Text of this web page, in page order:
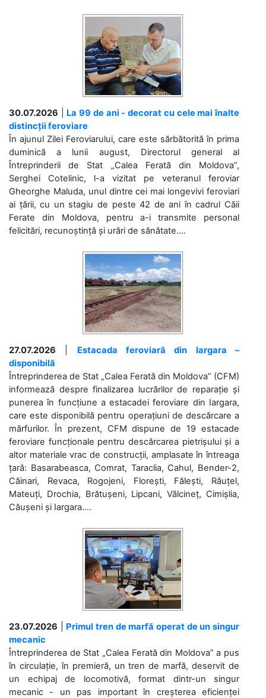
30.07.2026
La 99 de ani - decorat cu cele mai înalte
distincții feroviare
În ajunul Zilei Feroviarului, care este sărbătorită în prima
duminică a lunii august, Directorul general al
Întreprinderii de Stat „Calea Ferată din Moldova”,
Serghei Cotelinic, l-a vizitat pe veteranul feroviar
Gheorghe Maluda, unul dintre cei mai longevivi feroviari
ai țării, cu un stagiu de peste 42 de ani în cadrul Căii
Ferate din Moldova, pentru a-i transmite personal
felicitări, recunoștință și urări de sănătate....
27.07.2026
Estacada feroviară din Iargara –
disponibilă
Întreprinderea de Stat „Calea Ferată din Moldova” (CFM)
informează despre finalizarea lucrărilor de reparație și
punerea în funcțiune a estacadei feroviare din Iargara,
care este disponibilă pentru operațiuni de descărcare a
mărfurilor. În prezent, CFM dispune de 19 estacade
feroviare funcționale pentru descărcarea pietrișului și a
altor materiale vrac de construcții, amplasate în întreaga
țară: Basarabeasca, Comrat, Taraclia, Cahul, Bender-2,
Căinari, Revaca, Rogojeni, Florești, Fălești, Răuțel,
Mateuți, Drochia, Brătușeni, Lipcani, Vălcineț, Cimișlia,
Căușeni și Iargara....
23.07.2026
Primul tren de marfă operat de un singur
mecanic
Întreprinderea de Stat „Calea Ferată din Moldova” a pus
în circulație, în premieră, un tren de marfă, deservit de
un echipaj de locomotivă, format dintr-un singur
mecanic - un pas important în creșterea eficienței